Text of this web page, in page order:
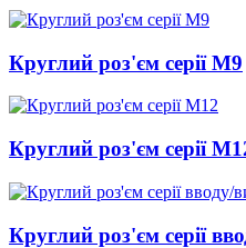
Круглий роз'єм серії M9
Круглий роз'єм серії
Круглий роз'єм серії